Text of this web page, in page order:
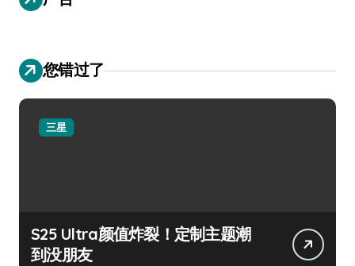
您错过了
三星
S25 Ultra颜值炸裂！定制主题潮
到没朋友